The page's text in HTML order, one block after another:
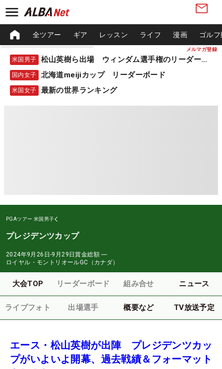
メルマガ登録
全ツアー ギア レッスン ライフ 漫画 ゴル
米国男子 松山英樹ら出場 ウィンダム選手権のリーダーボード
国内女子 北海道meijiカップ リーダーボード
米国女子 最新の世界ランキング
PGAツアー 米国男子
プレジデンツカップ
2024年9月26日-9月29日賞金総額 ―
ロイヤル・モントリオールGC（カナダ）
大会TOP リーダーボード 組み合せ ニュース
ライブフォト 出場選手 概要など TV放送予定
エース・松山英樹が出陣 プレジデンツカッ
プがいよいよ開幕、過去戦績＆フォーマット